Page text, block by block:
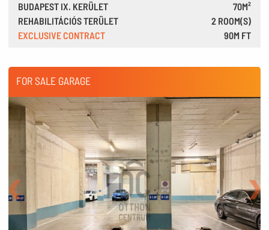
BUDAPEST IX. KERÜLET
70M²
REHABILITÁCIÓS TERÜLET
2 ROOM(S)
EXCLUSIVE CONTRACT
90M FT
FOR SALE GARAGE
Back